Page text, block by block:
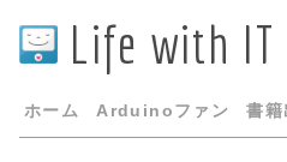
Life with IT
ホーム Arduinoファン 書籍